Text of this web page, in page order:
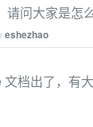
请问大家是怎
eshezhao
档出了，有